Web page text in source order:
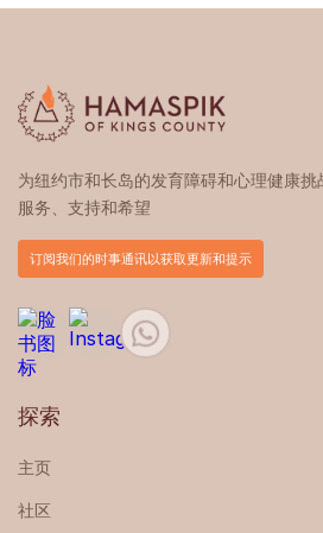
为纽约市和长岛的发育障碍和心理健康挑
服务、支持和希望
订阅我们的时事通讯以获取更新和提示
探索
主页
社区